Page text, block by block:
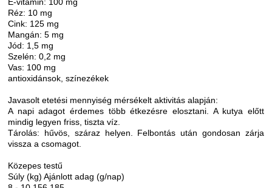
Réz: 10 mg
Cink: 125 mg
Mangán: 5 mg
Jód: 1,5 mg
Szelén: 0,2 mg
Vas: 100 mg
antioxidánsok, színezékek
Javasolt etetési mennyiség mérsékelt aktivitás alapján:
A napi adagot érdemes több étkezésre elosztani. A kutya előtt
mindig legyen friss, tiszta víz.
Tárolás: hűvös, száraz helyen. Felbontás után gondosan zárja
vissza a csomagot.
Közepes testű
Súly (kg) Ajánlott adag (g/nap)